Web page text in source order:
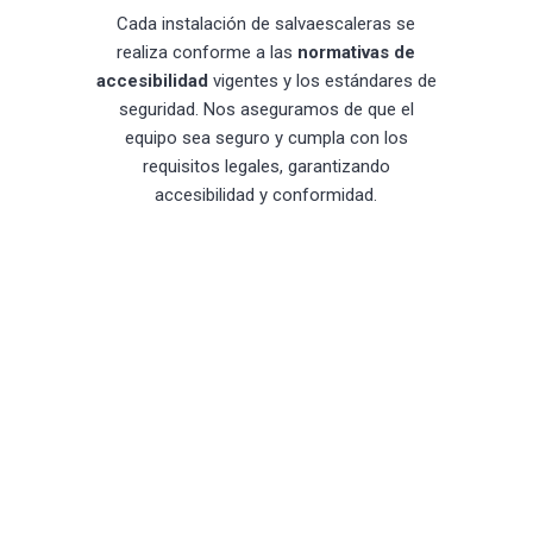
Cada instalación de salvaescaleras se
realiza conforme a las normativas de
accesibilidad vigentes y los estándares de
seguridad. Nos aseguramos de que el
equipo sea seguro y cumpla con los
requisitos legales, garantizando
accesibilidad y conformidad.